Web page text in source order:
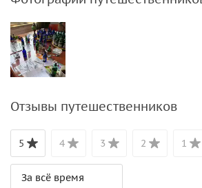
Отзывы путешественников
5 4 3 2 1